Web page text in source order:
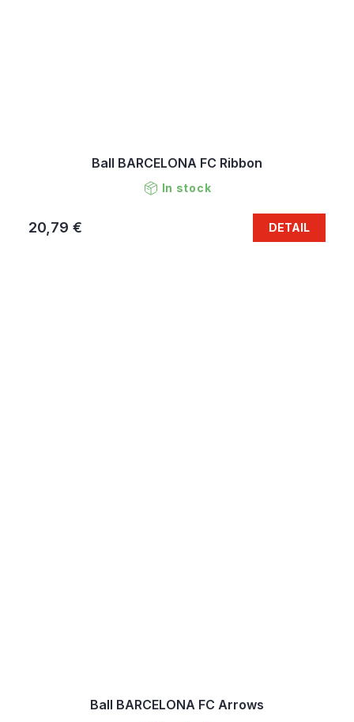
Ball BARCELONA FC Ribbon
In stock
20,79 € DETAIL
Ball BARCELONA FC Arrows